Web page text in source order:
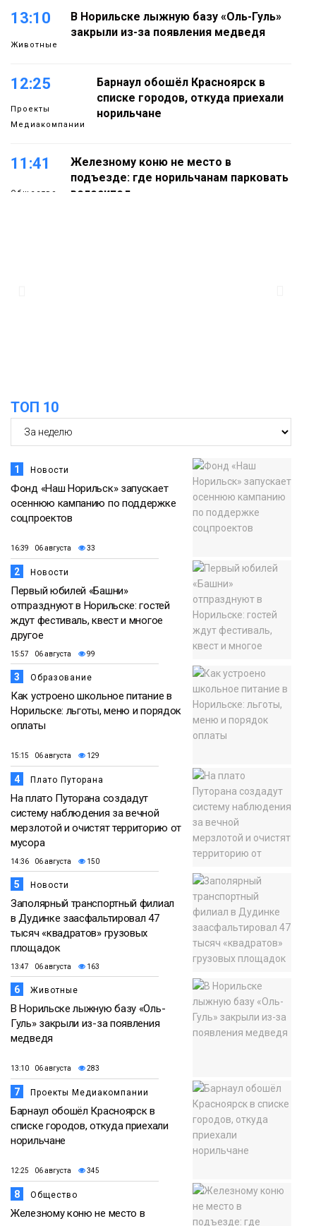
13:10
Животные
В Норильске лыжную базу «Оль-Гуль»
закрыли из-за появления медведя
12:25
Проекты
Медиакомпании
Барнаул обошёл Красноярск в
списке городов, откуда приехали
норильчане
11:41
Общество
Железному коню не место в
подъезде: где норильчанам парковать
велосипед
ТОП 10
1 Новости
Фонд «Наш Норильск» запускает
осеннюю кампанию по поддержке
соцпроектов
16:39 06 августа 33
2 Новости
Первый юбилей «Башни»
отпразднуют в Норильске: гостей
ждут фестиваль, квест и многое
другое
15:57 06 августа 99
3 Образование
Как устроено школьное питание в
Норильске: льготы, меню и порядок
оплаты
15:15 06 августа 129
4 Плато Путорана
На плато Путорана создадут
систему наблюдения за вечной
мерзлотой и очистят территорию от
мусора
14:36 06 августа 150
5 Новости
Заполярный транспортный филиал
в Дудинке заасфальтировал 47
тысяч «квадратов» грузовых
площадок
13:47 06 августа 163
6 Животные
В Норильске лыжную базу «Оль-
Гуль» закрыли из-за появления
медведя
13:10 06 августа 283
7 Проекты Медиакомпании
Барнаул обошёл Красноярск в
списке городов, откуда приехали
норильчане
12:25 06 августа 345
8 Общество
Железному коню не место в